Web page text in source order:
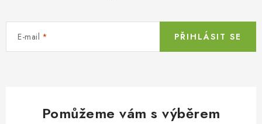
E-mail PŘIHLÁSIT SE
Pomůžeme vám s výběrem